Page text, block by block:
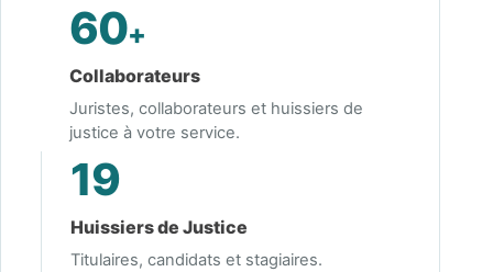
60+
Collaborateurs
Juristes, collaborateurs et huissiers de
justice à votre service.
19
Huissiers de Justice
Titulaires, candidats et stagiaires.